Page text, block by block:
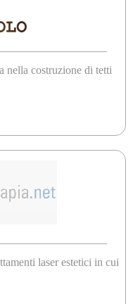
nella costruzione di tetti
laser estetici in cui